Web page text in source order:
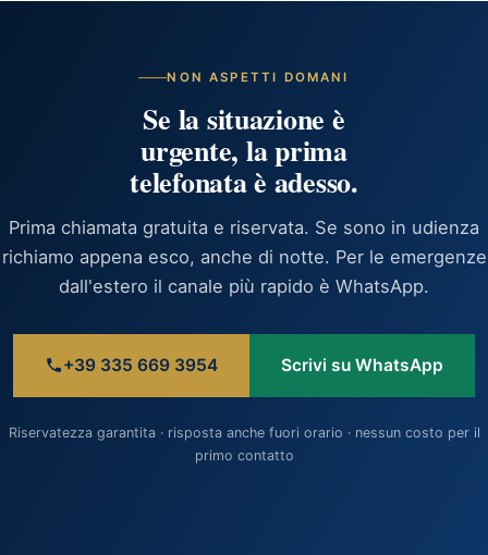
NON ASPETTI DOMANI
Se la situazione è
urgente, la prima
telefonata è adesso.
Prima chiamata gratuita e riservata. Se sono in udienza
richiamo appena esco, anche di notte. Per le emergenze
dall'estero il canale più rapido è WhatsApp.
+39 335 669 3954 Scrivi su WhatsApp
Riservatezza garantita · risposta anche fuori orario · nessun costo per il
primo contatto